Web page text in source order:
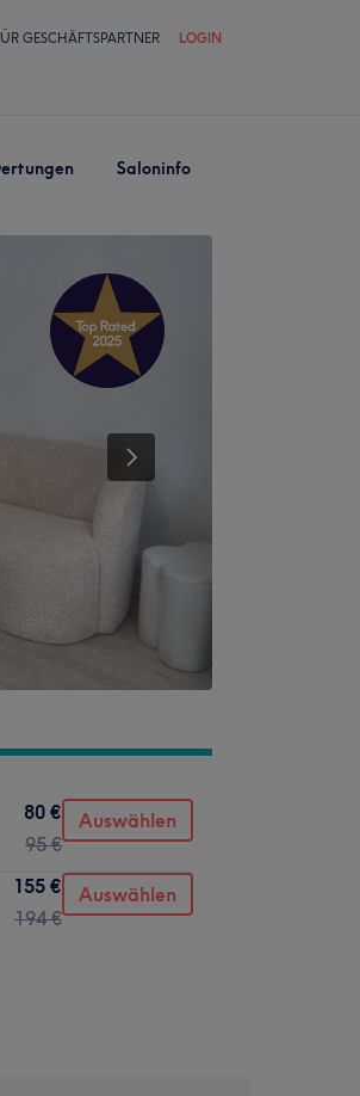
GESCHÄFTSPARTNER LOGIN
Saloninfo
80 €
95 €
Auswählen
155 €
194 €
Auswählen